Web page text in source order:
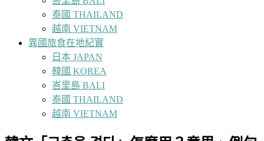
泰國 THAILAND
越南 VIETNAM
異國旅食在地紀實
日本 JAPAN
韓國 KOREA
峇里島 BALI
泰國 THAILAND
越南 VIETNAM